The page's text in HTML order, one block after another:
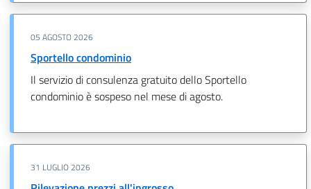
05 AGOSTO 2026
Sportello condominio
Il servizio di consulenza gratuito dello Sportello
condominio è sospeso nel mese di agosto.
31 LUGLIO 2026